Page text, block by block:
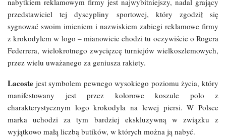
przedstawiciel tej dyscypliny sportowej, który zgodził się
sygnować swoim imieniem i nazwiskiem zabiegi reklamowe firmy
z krokodylem w logo – mianowicie chodzi tu oczywiście o Rogera
Federrera, wielokrotnego zwycięzcę turniejów wielkoszlemowych,
przez wielu uważanego za geniusza rakiety.
Lacoste jest symbolem pewnego wysokiego poziomu życia, który
manifestowany jest przez kolorowe koszule polo z
charakterystycznym logo krokodyla na lewej piersi. W Polsce
marka uchodzi za tym bardziej ekskluzywną w związku z
wyjątkowo małą liczbą butików, w których można ją nabyć.